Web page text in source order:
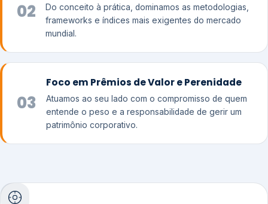
02
Do conceito à prática, dominamos as metodologias,
frameworks e índices mais exigentes do mercado
mundial.
03
Foco em Prêmios de Valor e Perenidade
Atuamos ao seu lado com o compromisso de quem
entende o peso e a responsabilidade de gerir um
patrimônio corporativo.